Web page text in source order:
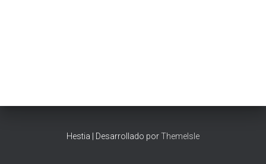
Hestia | Desarrollado porThemeIsle